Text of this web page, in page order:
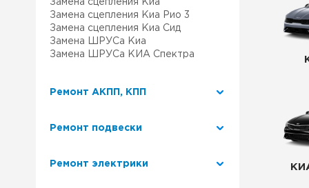
Замена сцепления Киа
Замена сцепления Киа Рио 3
Замена сцепления Киа Сид
Замена ШРУСа Киа
Замена ШРУСа КИА Спектра
Ремонт АКПП, КПП
Ремонт подвески
Ремонт электрики